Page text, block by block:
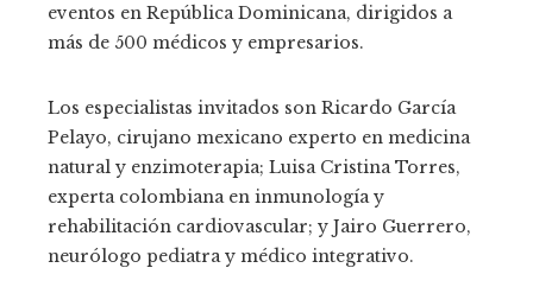
eventos en República Dominicana, dirigidos a
más de 500 médicos y empresarios.
Los especialistas invitados son Ricardo García
Pelayo, cirujano mexicano experto en medicina
natural y enzimoterapia; Luisa Cristina Torres,
experta colombiana en inmunología y
rehabilitación cardiovascular; y Jairo Guerrero,
neurólogo pediatra y médico integrativo.